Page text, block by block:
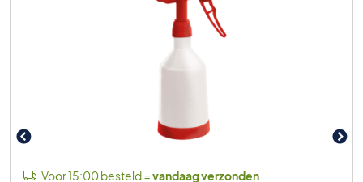
Voor 15:00 besteld =vandaag verzonden